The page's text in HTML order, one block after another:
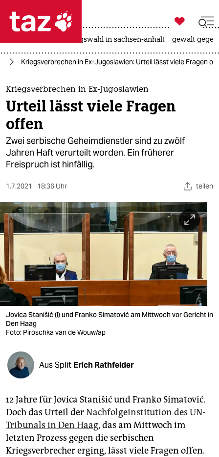
 taz zahl ich
taz zahl ich
themen
politik
öko
gesellschaft
sport
berlin
nord
wahrheit
verlag
verlag
veranstaltungen
fragen & hilfe
abo
genossenschaft
epaper login

taz zahl ich
landtagswahl in sachsen-anhalt gewalt
Kriegsverbrechen in Ex-Jugoslawien: Urteil lässt viele Fragen
Kriegsverbrechen in Ex-Jugoslawien
Urteil lässt viele Fragen
offen
Zwei serbische Geheimdienstler sind zu zwölf
Jahren Haft verurteilt worden. Ein früherer
Freispruch ist hinfällig.
1.7.2021 18:36 Uhr teilen
Jovica Stanišić (l) und Franko Simatović am Mittwoch vor Gericht in
Den Haag
Foto: Piroschka van de Wouw/ap
Aus Split Erich Rathfelder
12 Jahre für Jovica Stanišić und Franko Simatović.
Doch das Urteil derNachfolgeinstitution des UN-
Tribunals in Den Haag, das am Mittwoch im
letzten Prozess gegen die serbischen
Kriegsverbrecher erging, lässt viele Fragen offen.